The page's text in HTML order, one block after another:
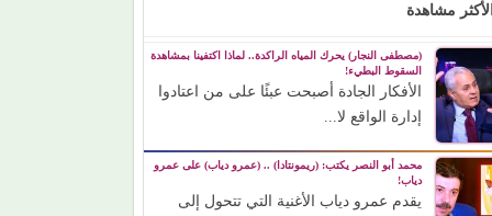
مشاهدة
(مصطفى النجار) يحرك المياه الراكدة.. لماذا اكتفينا بمشاهدة
السقوط البطيء!
الأفكار الجادة أصبحت عبئًا على من اعتادوا
إدارة الواقع لا...
محمد أبو النصر يكتب: (ريمونتادا) .. (عمرو دياب) على عمرو
دياب!
يقدم عمرو دياب الأغنية التي تتحول إلى